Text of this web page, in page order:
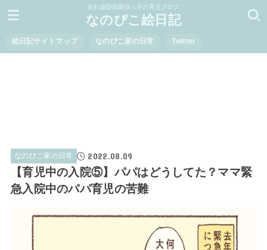
折れ線型自閉症っ子の育児ブログ
なのぴこ絵日記
絵日記サイトマップ なのぴこ家の日常 Twitter
なのぴこ家の日常 2022.08.09
【育児中の入院⑤】パパはどうしてた？ママ緊
急入院中のパパ育児の苦難